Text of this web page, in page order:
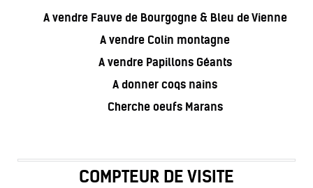
A vendre Fauve de Bourgogne & Bleu de Vienne
A vendre Colin montagne
A vendre Papillons Géants
A donner coqs nains
Cherche oeufs Marans
COMPTEUR DE VISITE